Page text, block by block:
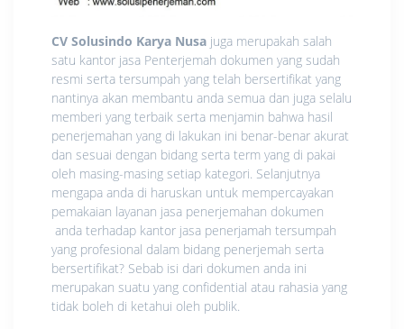
CV Solusindo Karya Nusa juga merupakah salah
satu kantor jasa Penterjemah dokumen yang sudah
resmi serta tersumpah yang telah bersertifikat yang
nantinya akan membantu anda semua dan juga selalu
memberi yang terbaik serta menjamin bahwa hasil
penerjemahan yang di lakukan ini benar-benar akurat
dan sesuai dengan bidang serta term yang di pakai
oleh masing-masing setiap kategori. Selanjutnya
mengapa anda di haruskan untuk mempercayakan
pemakaian layanan jasa penerjemahan dokumen
anda terhadap kantor jasa penerjamah tersumpah
yang profesional dalam bidang penerjemah serta
bersertifikat? Sebab isi dari dokumen anda ini
merupakan suatu yang confidential atau rahasia yang
tidak boleh di ketahui oleh publik.